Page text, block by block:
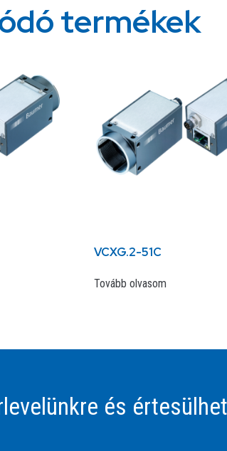
termékek
VCXG.2-51C
Tovább olvasom
és